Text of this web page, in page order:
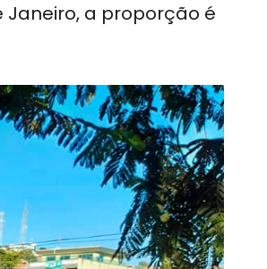
Janeiro, a proporção é